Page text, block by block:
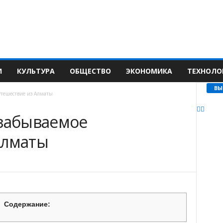
КУЛЬТУРА ОБЩЕСТВО ЭКОНОМИКА
из Алматы
Содержание: